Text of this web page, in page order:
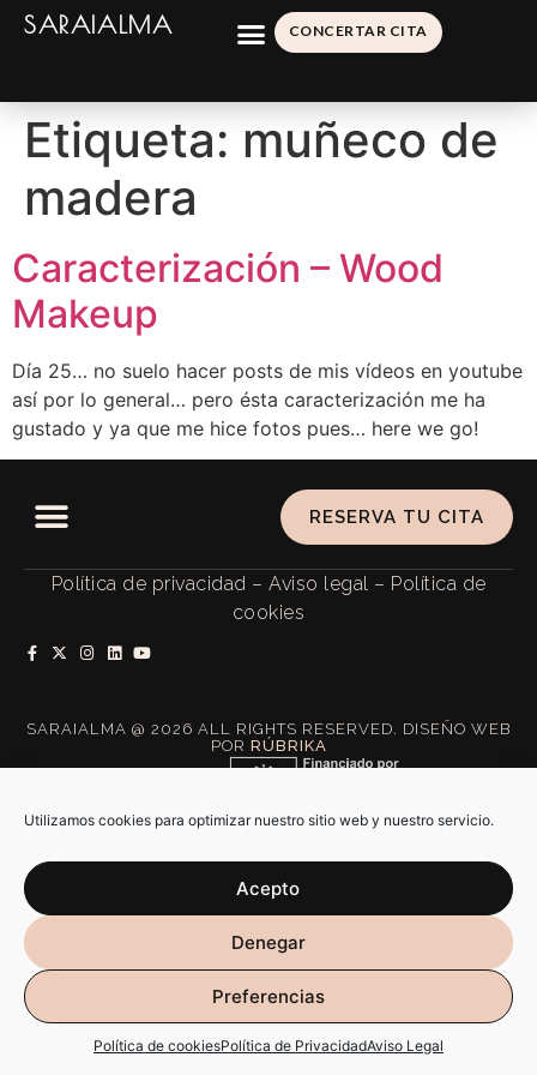
Utilizamos cookies para optimizar nuestro sitio web y nuestro servicio.
Acepto
Denegar
Preferencias
Política de cookiesPolítica de PrivacidadAviso Legal
SARAIALMA CONCERTAR CITA
Etiqueta: muñeco de
madera
Caracterización – Wood
Makeup
Día 25… no suelo hacer posts de mis vídeos en youtube
así por lo general… pero ésta caracterización me ha
gustado y ya que me hice fotos pues… here we go!
RESERVA TU CITA
Política de privacidad – Aviso legal – Política de
cookies
SARAIALMA @ 2026 ALL RIGHTS RESERVED. DISEÑO WEB
POR RÚBRIKA